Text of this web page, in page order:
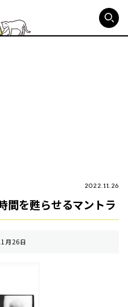
2022.11.26
間を甦らせるマントラ
月26日